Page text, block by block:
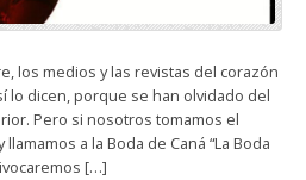
los medios y las revistas del corazón
lo dicen, porque se han olvidado del
Pero si nosotros tomamos el
a la Boda de Caná “La Boda
[…]